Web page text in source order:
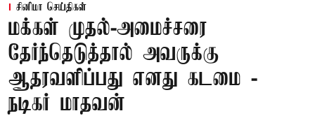
சினிமா செய்திகள்
மக்கள் முதல்-அமைச்சரை
தேர்ந்தெடுத்தால் அவருக்கு
ஆதரவளிப்பது எனது கடமை -
நடிகர் மாதவன்